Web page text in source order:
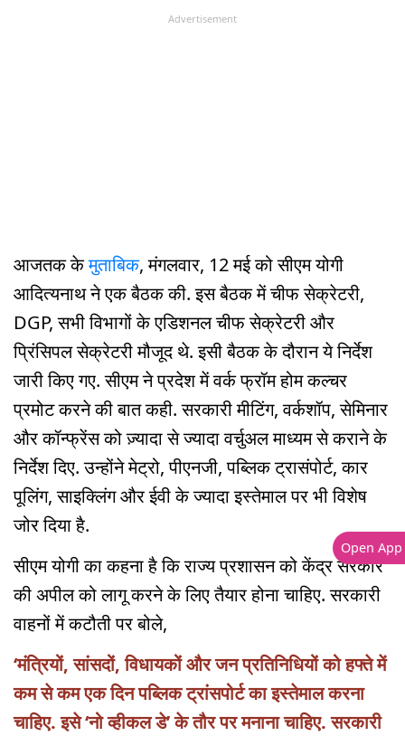
Advertisement
आजतक केमुताबिक, मंगलवार, 12 मई को सीएम योगी
आदित्यनाथ ने एक बैठक की. इस बैठक में चीफ सेक्रेटरी,
DGP, सभी विभागों के एडिशनल चीफ सेक्रेटरी और
प्रिंसिपल सेक्रेटरी मौजूद थे. इसी बैठक के दौरान ये निर्देश
जारी किए गए. सीएम ने प्रदेश में वर्क फ्रॉम होम कल्चर
प्रमोट करने की बात कही. सरकारी मीटिंग, वर्कशॉप, सेमिनार
और कॉन्फ्रेंस को ज़्यादा से ज्यादा वर्चुअल माध्यम से कराने के
निर्देश दिए. उन्होंने मेट्रो, पीएनजी, पब्लिक ट्रासंपोर्ट, कार
पूलिंग, साइक्लिंग और ईवी के ज्यादा इस्तेमाल पर भी विशेष
जोर दिया है.
सीएम योगी का कहना है कि राज्य प्रशासन को केंद्र सरकार
की अपील को लागू करने के लिए तैयार होना चाहिए. सरकारी
वाहनों में कटौती पर बोले,
‘मंत्रियों, सांसदों, विधायकों और जन प्रतिनिधियों को हफ्ते में
कम से कम एक दिन पब्लिक ट्रांसपोर्ट का इस्तेमाल करना
चाहिए. इसे ‘नो व्हीकल डे’ के तौर पर मनाना चाहिए. सरकारी
Open App